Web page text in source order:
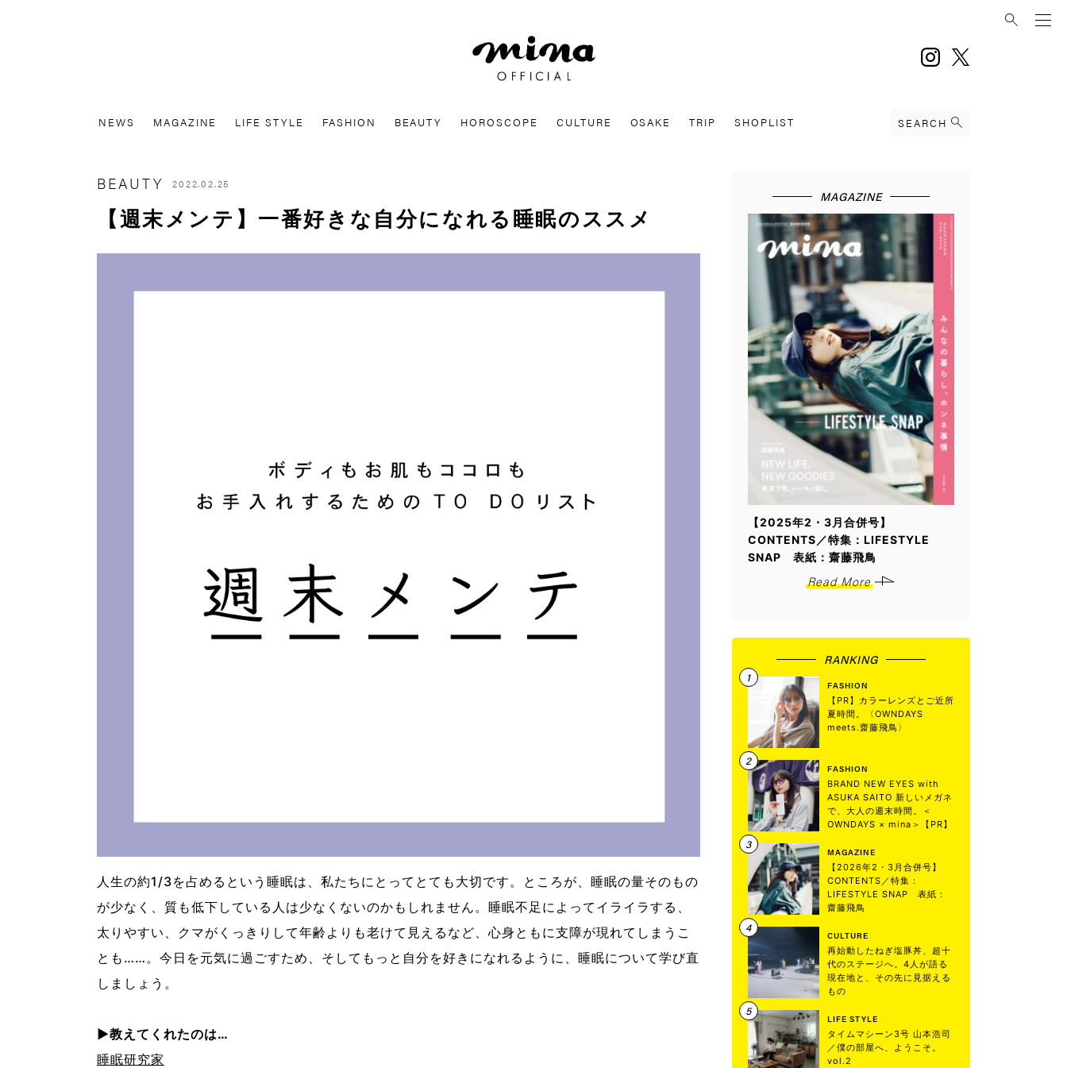
instagram
NEWS MAGAZINE LIFE STYLE FASHION BEAUTY HOROSCOPE CULTURE OSAKE TRIP SHOPLIST SEARCH
BEAUTY 2022.02.25
【週末メンテ】一番好きな自分になれる睡眠のススメ
人生の約1/3を占めるという睡眠は、私たちにとってとても大切です。ところが、睡眠の量そのもの
が少なく、質も低下している人は少なくないのかもしれません。睡眠不足によってイライラする、
太りやすい、クマがくっきりして年齢よりも老けて見えるなど、心身ともに支障が現れてしまうこ
とも……。今日を元気に過ごすため、そしてもっと自分を好きになれるように、睡眠について学び直
しましょう。
▶︎教えてくれたのは…
睡眠研究家
MAGAZINE
【2025年2・3月合併号】
CONTENTS／特集：LIFESTYLE
SNAP 表紙：齋藤飛鳥
Read More
RANKING
FASHION
【PR】カラーレンズとご近所
夏時間。〈OWNDAYS
meets.齋藤飛鳥〉
FASHION
BRAND NEW EYES with
ASUKA SAITO 新しいメガネ
で、大人の週末時間。＜
OWNDAYS × mina＞【PR】
MAGAZINE
【2026年2・3月合併号】
CONTENTS／特集：
LIFESTYLE SNAP 表紙：
齋藤飛鳥
CULTURE
再始動したねぎ塩豚丼、超十
代のステージへ。4人が語る
現在地と、その先に見据える
もの
LIFE STYLE
タイムマシーン3号 山本浩司
／僕の部屋へ、ようこそ。
vol.2